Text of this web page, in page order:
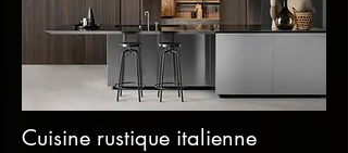
Cuisine rustique italienne